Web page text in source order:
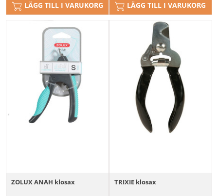
LÄGG TILL I VARUKORG LÄGG TILL I VARUKORG
ZOLUX ANAH klosax TRIXIE klosax